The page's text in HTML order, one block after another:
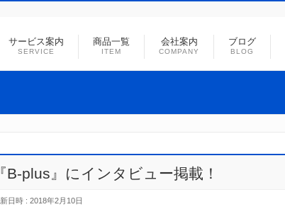
サービス案内
SERVICE
商品一覧
ITEM
会社案内
COMPANY
ブログ
BLOG
plus』にインタビュー掲載！
日時 : 2018年2月10日